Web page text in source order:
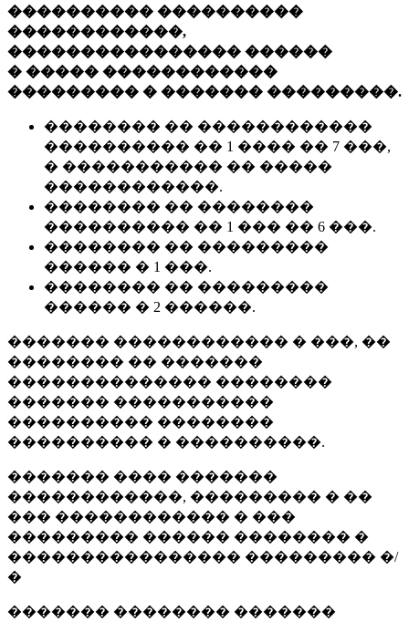
���������� ����������
������������,
���������������� ������
� ����� ������������
��������� � ������� ���������.
�������� �� ������������
���������� �� 1 ���� �� 7 ���,
� ����������� �� �����
������������.
�������� �� ��������
���������� �� 1 ��� �� 6 ���.
�������� �� ���������
������ � 1 ���.
�������� �� ���������
������ � 2 ������.
������� ������������ � ���, ��
�������� �� �������
�������������� ��������
������� �����������
���������� ��������
���������� � ����������.
������� ���� �������
������������, ��������� � ��
��� ������������ � ���
��������� ������ �������� �
���������������� ��������� �/
�
������� �������� �������